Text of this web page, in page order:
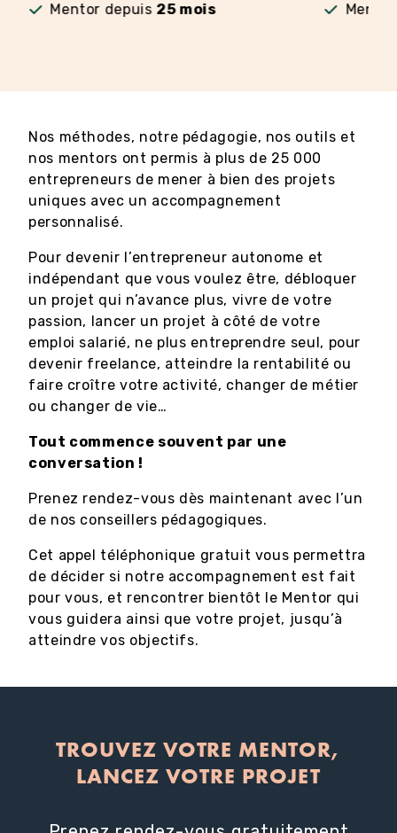
Mentor depuis 25 mois
Nos méthodes, notre pédagogie, nos outils et
nos mentors ont permis à plus de 25 000
entrepreneurs de mener à bien des projets
uniques avec un accompagnement
personnalisé.
Pour devenir l’entrepreneur autonome et
indépendant que vous voulez être, débloquer
un projet qui n’avance plus, vivre de votre
passion, lancer un projet à côté de votre
emploi salarié, ne plus entreprendre seul, pour
devenir freelance, atteindre la rentabilité ou
faire croître votre activité, changer de métier
ou changer de vie…
Tout commence souvent par une
conversation !
Prenez rendez-vous dès maintenant avec l’un
de nos conseillers pédagogiques.
Cet appel téléphonique gratuit vous permettra
de décider si notre accompagnement est fait
pour vous, et rencontrer bientôt le Mentor qui
vous guidera ainsi que votre projet, jusqu’à
atteindre vos objectifs.
TROUVEZ VOTRE MENTOR,
LANCEZ VOTRE PROJET